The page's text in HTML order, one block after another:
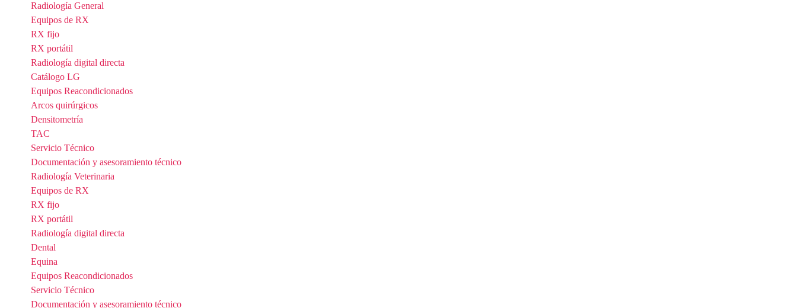
Radiología General
Equipos de RX
RX fijo
RX portátil
Radiología digital directa
Catálogo LG
Equipos Reacondicionados
Arcos quirúrgicos
Densitometría
TAC
Servicio Técnico
Documentación y asesoramiento técnico
Radiología Veterinaria
Equipos de RX
RX fijo
RX portátil
Radiología digital directa
Dental
Equina
Equipos Reacondicionados
Servicio Técnico
Documentación y asesoramiento técnico